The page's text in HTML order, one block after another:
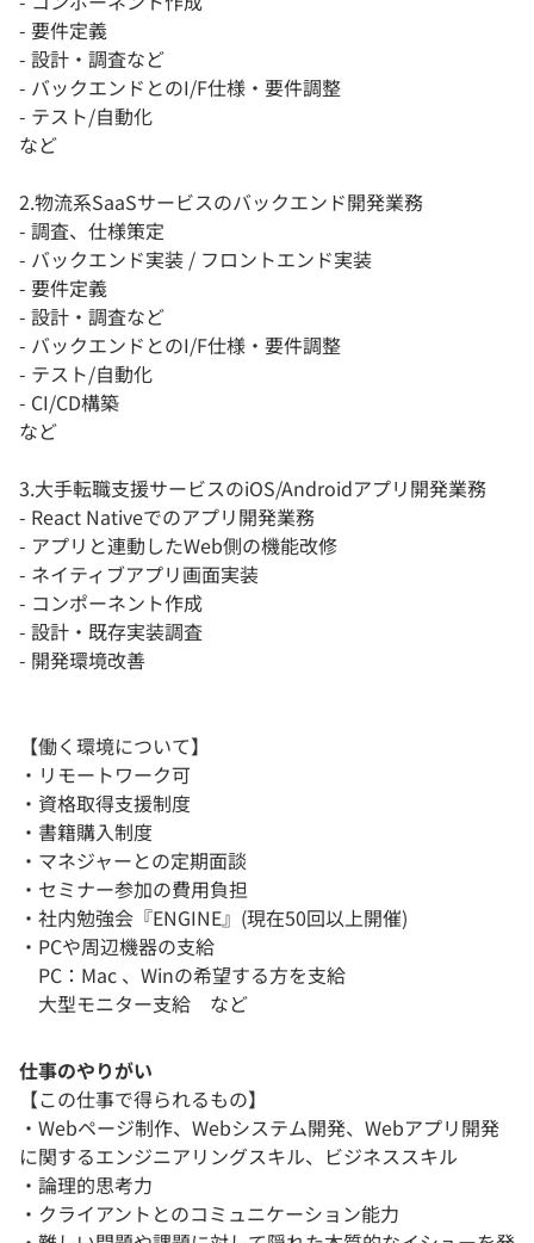
- 要件定義
- 設計・調査など
- バックエンドとのI/F仕様・要件調整
- テスト/自動化
など
2.物流系SaaSサービスのバックエンド開発業務
- 調査、仕様策定
- バックエンド実装 / フロントエンド実装
- 要件定義
- 設計・調査など
- バックエンドとのI/F仕様・要件調整
- テスト/自動化
- CI/CD構築
など
3.大手転職支援サービスのiOS/Androidアプリ開発業務
- React Nativeでのアプリ開発業務
- アプリと連動したWeb側の機能改修
- ネイティブアプリ画面実装
- コンポーネント作成
- 設計・既存実装調査
- 開発環境改善
【働く環境について】
・リモートワーク可
・資格取得支援制度
・書籍購入制度
・マネジャーとの定期面談
・セミナー参加の費用負担
・社内勉強会『ENGINE』(現在50回以上開催)
・PCや周辺機器の支給
PC：Mac 、Winの希望する方を支給
大型モニター支給 など
仕事のやりがい
【この仕事で得られるもの】
・Webページ制作、Webシステム開発、Webアプリ開発
に関するエンジニアリングスキル、ビジネススキル
・論理的思考力
・クライアントとのコミュニケーション能力